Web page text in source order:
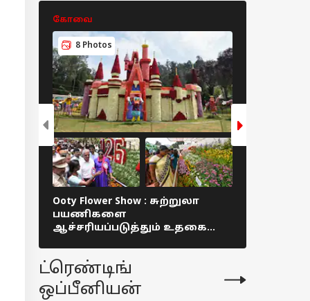
கோவை
8 Photos
Ooty Flower Show : சுற்றுலா
பயணிகளை
ஆச்சரியப்படுத்தும் உதகை
ட்ரெண்டிங்
ஒப்பீனியன்